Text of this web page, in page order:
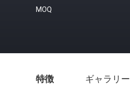
MOQ
特徴 ギャラリー